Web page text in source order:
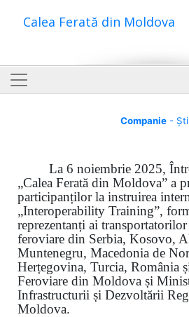
Calea Ferată din Moldova
Companie-
La 6 noiembrie 2025,
„Calea Ferată din Moldova” a
participanților la instruirea
„Interoperability Training”,
reprezentanți ai
feroviare din Serbia, Kosovo,
Muntenegru, Macedonia de
Herțegovina, Turcia, România
Feroviare din Moldova și
Infrastructurii și Dezvoltării
Moldova.